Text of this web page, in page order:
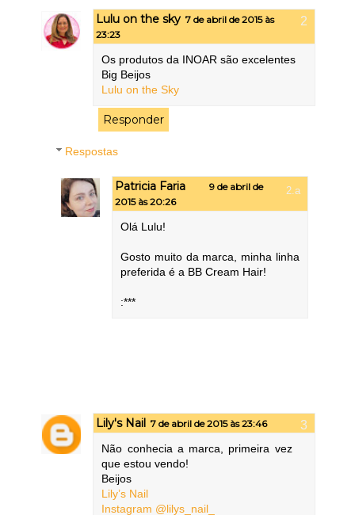
Lulu on the sky 7 de abril de 2015 às
23:23
Os produtos da INOAR são excelentes
Big Beijos
Lulu on the Sky
Responder
Respostas
Patricia Faria
9 de abril de
2015 às 20:26
Olá Lulu!
Gosto muito da marca, minha linha
preferida é a BB Cream Hair!
:***
Lily's Nail 7 de abril de 2015 às 23:46
Não conhecia a marca, primeira vez
que estou vendo!
Beijos
Lily’s Nail
Instagram @lilys_nail_